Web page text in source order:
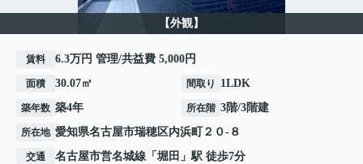
【外観】
賃料 6.3万円 管理/共益費 5,000円
面積 30.07㎡ 間取り 1LDK
築年数 築4年 所在階 3階/3階建
所在地 愛知県名古屋市瑞穂区内浜町 ２０-８
交通 名古屋市営名城線 「 堀田 」駅 徒歩7分